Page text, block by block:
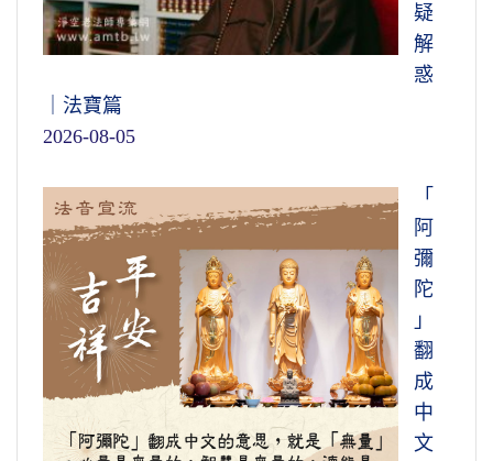
疑
解
惑
｜法寶篇
2026-08-05
「
阿
彌
陀
」
翻
成
中
文